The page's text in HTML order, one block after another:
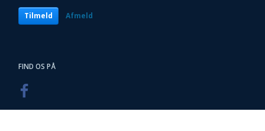
Tilmeld Afmeld
FIND OS PÅ